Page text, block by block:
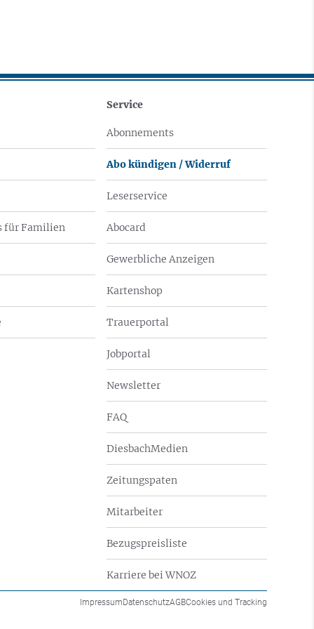
für Familien
Service
Abonnements
Abo kündigen / Widerruf
Leserservice
Abocard
Gewerbliche Anzeigen
Kartenshop
Trauerportal
Jobportal
Newsletter
FAQ
DiesbachMedien
Zeitungspaten
Mitarbeiter
Bezugspreisliste
Karriere bei WNOZ
ImpressumDatenschutzAGBCookies und Tracking